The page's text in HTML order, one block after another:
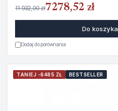
11 932,00 zł7278,52 zł
Do koszyka
Dodaj do porównania
TANIEJ -6485 ZŁ BESTSELLER